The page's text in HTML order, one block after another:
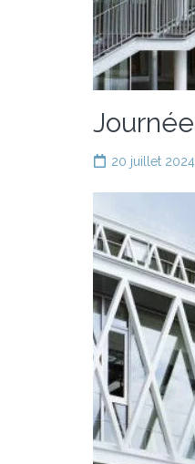
20 juillet 2024